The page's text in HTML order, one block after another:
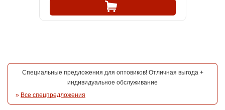
Специальные предложения для оптовиков! Отличная выгода +
индивидуальное обслуживание
» Все спецпредложения